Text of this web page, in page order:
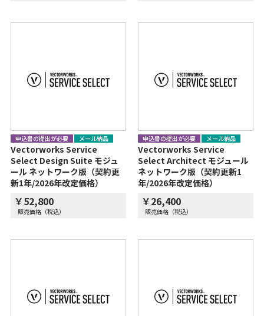
申込書の提出が必要 メール納品
Vectorworks Service
Select Design Suite モジュ
ール ネットワーク版（契約更
新1年/2026年改定価格）
￥52,800
販売価格（税込）
申込書の提出が必要 メール納品
Vectorworks Service
Select Architect モジュール
ネットワーク版（契約更新1
年/2026年改定価格）
￥26,400
販売価格（税込）